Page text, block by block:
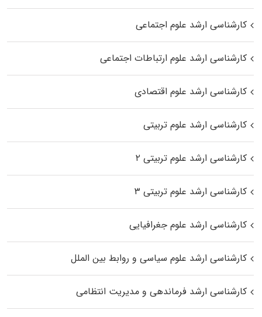
کارشناسی ارشد علوم اجتماعی
کارشناسی ارشد علوم ارتباطات اجتماعی
کارشناسی ارشد علوم اقتصادی
کارشناسی ارشد علوم تربیتی
کارشناسی ارشد علوم تربیتی ۲
کارشناسی ارشد علوم تربیتی ۳
کارشناسی ارشد علوم جغرافیایی
کارشناسی ارشد علوم سیاسی و روابط بین الملل
کارشناسی ارشد فرماندهی و مدیریت انتظامی